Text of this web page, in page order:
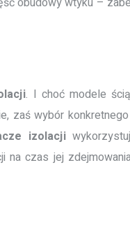
. I choć modele
zaś wybór
izolacji
na czas jej